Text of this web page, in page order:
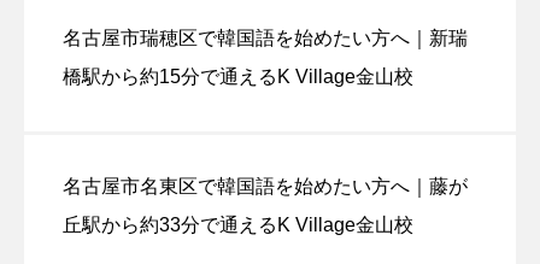
名古屋市瑞穂区で韓国語を始めたい方へ｜新瑞
橋駅から約15分で通えるK Village金山校
名古屋市名東区で韓国語を始めたい方へ｜藤が
丘駅から約33分で通えるK Village金山校